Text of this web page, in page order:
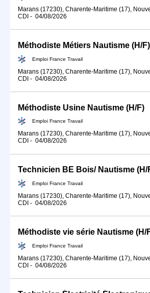
Marans (17230), Charente-Maritime (17),
CDI - 04/08/2026
Méthodiste Métiers Nautisme (H/F)
Emploi France Travail
Marans (17230), Charente-Maritime (17),
CDI - 04/08/2026
Méthodiste Usine Nautisme (H/F)
Emploi France Travail
Marans (17230), Charente-Maritime (17),
CDI - 04/08/2026
Technicien BE Bois/ Nautisme (H/
Emploi France Travail
Marans (17230), Charente-Maritime (17),
CDI - 04/08/2026
Méthodiste vie série Nautisme (H/
Emploi France Travail
Marans (17230), Charente-Maritime (17),
CDI - 04/08/2026